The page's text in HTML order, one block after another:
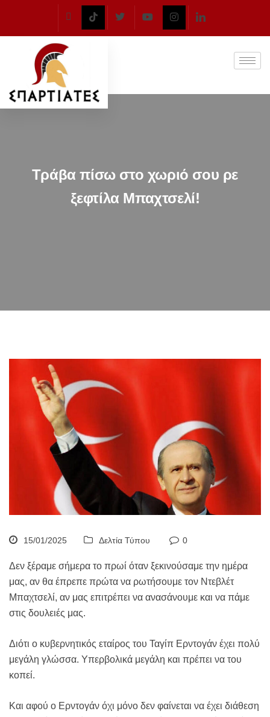
Τράβα πίσω στο χωριό σου ρε
ξεφτίλα Μπαχτσελί!
15/01/2025 Δελτία Τύπου 0
Δεν ξέραμε σήμερα το πρωί όταν ξεκινούσαμε την ημέρα
μας, αν θα έπρεπε πρώτα να ρωτήσουμε τον Ντεβλέτ
Μπαχτσελί, αν μας επιτρέπει να ανασάνουμε και να πάμε
στις δουλειές μας.
Διότι ο κυβερνητικός εταίρος του Ταγίπ Ερντογάν έχει πολύ
μεγάλη γλώσσα. Υπερβολικά μεγάλη και πρέπει να του
κοπεί.
Και αφού ο Ερντογάν όχι μόνο δεν φαίνεται να έχει διάθεση